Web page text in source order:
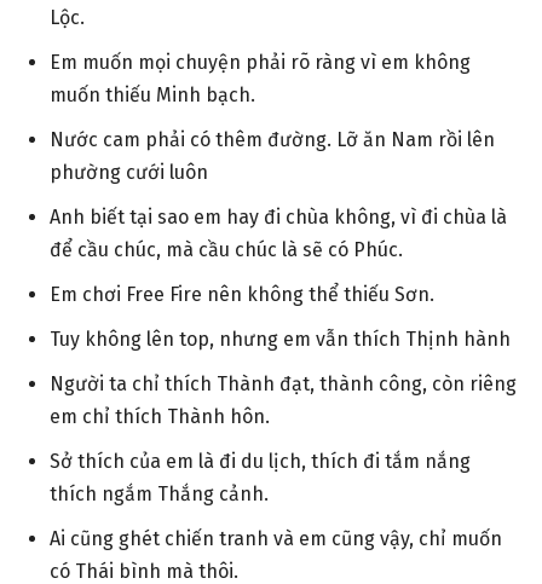
Lộc.
Em muốn mọi chuyện phải rõ ràng vì em không
muốn thiếu Minh bạch.
Nước cam phải có thêm đường. Lỡ ăn Nam rồi lên
phường cưới luôn
Anh biết tại sao em hay đi chùa không, vì đi chùa là
để cầu chúc, mà cầu chúc là sẽ có Phúc.
Em chơi Free Fire nên không thể thiếu Sơn.
Tuy không lên top, nhưng em vẫn thích Thịnh hành
Người ta chỉ thích Thành đạt, thành công, còn riêng
em chỉ thích Thành hôn.
Sở thích của em là đi du lịch, thích đi tắm nắng
thích ngắm Thắng cảnh.
Ai cũng ghét chiến tranh và em cũng vậy, chỉ muốn
có Thái bình mà thôi.